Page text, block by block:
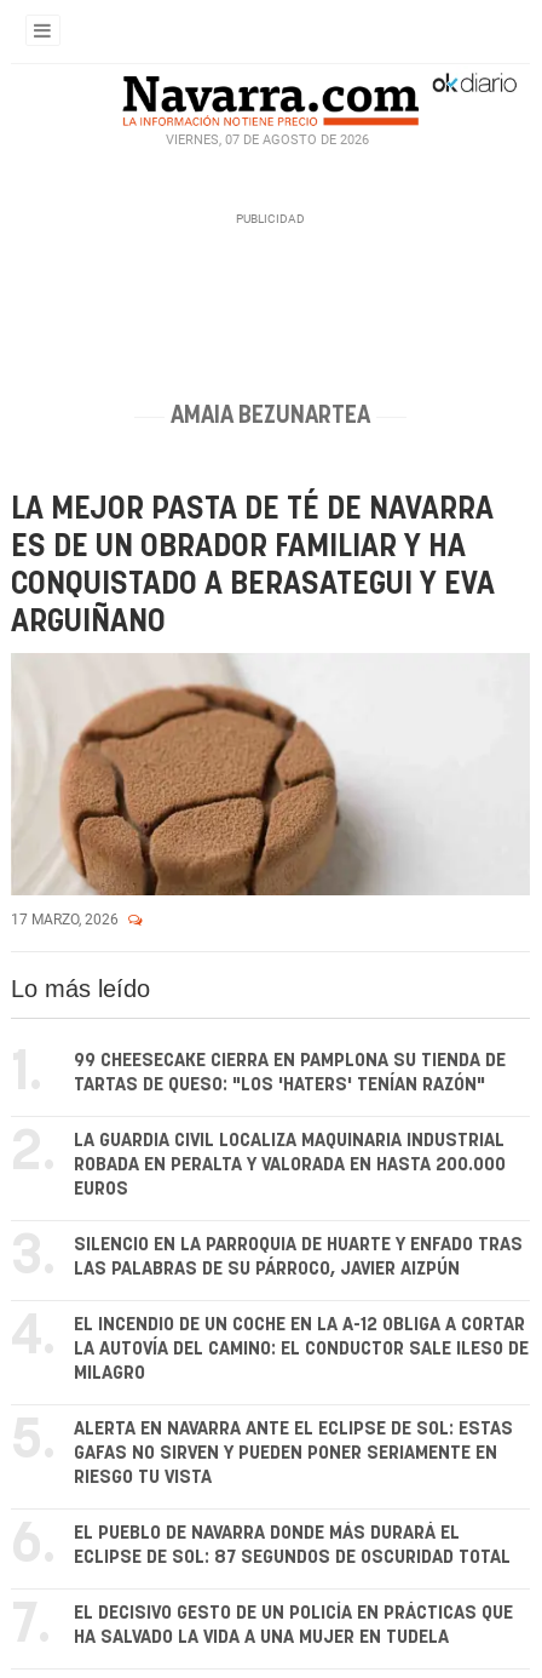
VIERNES, 07 DE AGOSTO DE 2026
AMAIA BEZUNARTEA
LA MEJOR PASTA DE TÉ DE NAVARRA
ES DE UN OBRADOR FAMILIAR Y HA
CONQUISTADO A BERASATEGUI Y EVA
ARGUIÑANO
17 MARZO, 2026
Lo más leído
1.
99 CHEESECAKE CIERRA EN PAMPLONA SU TIENDA DE
TARTAS DE QUESO: "LOS 'HATERS' TENÍAN RAZÓN"
2.
LA GUARDIA CIVIL LOCALIZA MAQUINARIA INDUSTRIAL
ROBADA EN PERALTA Y VALORADA EN HASTA 200.000
EUROS
3.
SILENCIO EN LA PARROQUIA DE HUARTE Y ENFADO TRAS
LAS PALABRAS DE SU PÁRROCO, JAVIER AIZPÚN
4.
EL INCENDIO DE UN COCHE EN LA A-12 OBLIGA A CORTAR
LA AUTOVÍA DEL CAMINO: EL CONDUCTOR SALE ILESO DE
MILAGRO
5.
ALERTA EN NAVARRA ANTE EL ECLIPSE DE SOL: ESTAS
GAFAS NO SIRVEN Y PUEDEN PONER SERIAMENTE EN
RIESGO TU VISTA
6.
EL PUEBLO DE NAVARRA DONDE MÁS DURARÁ EL
ECLIPSE DE SOL: 87 SEGUNDOS DE OSCURIDAD TOTAL
7.
EL DECISIVO GESTO DE UN POLICÍA EN PRÁCTICAS QUE
HA SALVADO LA VIDA A UNA MUJER EN TUDELA